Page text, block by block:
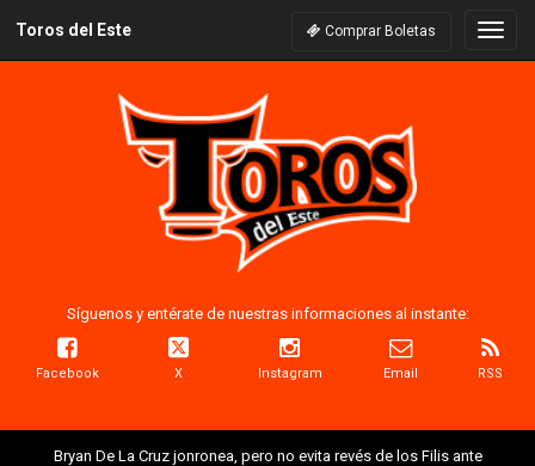
Toros del Este Comprar Boletas
Síguenos y entérate de nuestras informaciones al instante:
Facebook X Instagram Email RSS
Bryan De La Cruz jonronea, pero no evita revés de los Filis ante